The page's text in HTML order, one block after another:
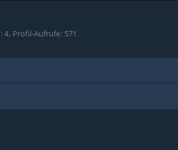
4 Profil-Aufrufe 571